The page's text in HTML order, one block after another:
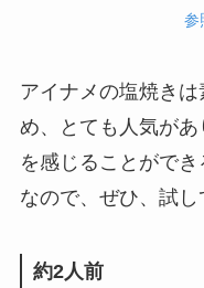
参
アイナメの塩焼き
め、とても人気が
を感じることがで
なので、ぜひ、試し
約2人前